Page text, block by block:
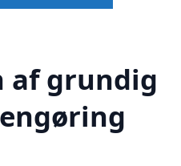
af grundig